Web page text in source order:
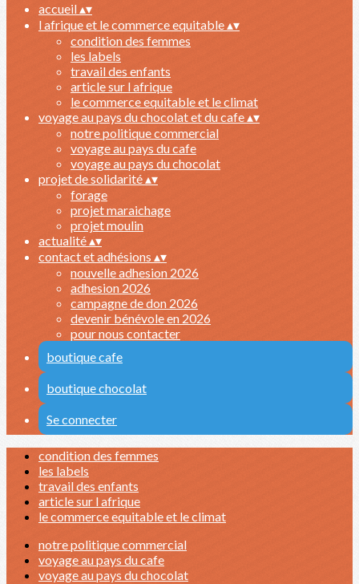
accueil▴▾
l afrique et le commerce equitable▴▾
condition des femmes
les labels
travail des enfants
article sur l afrique
le commerce equitable et le climat
voyage au pays du chocolat et du cafe▴▾
notre politique commercial
voyage au pays du cafe
voyage au pays du chocolat
projet de solidarité▴▾
forage
projet maraichage
projet moulin
actualité▴▾
contact et adhésions ▴▾
nouvelle adhesion 2026
adhesion 2026
campagne de don 2026
devenir bénévole en 2026
pour nous contacter
boutique cafe
boutique chocolat
Se connecter
condition des femmes
les labels
travail des enfants
article sur l afrique
le commerce equitable et le climat
notre politique commercial
voyage au pays du cafe
voyage au pays du chocolat